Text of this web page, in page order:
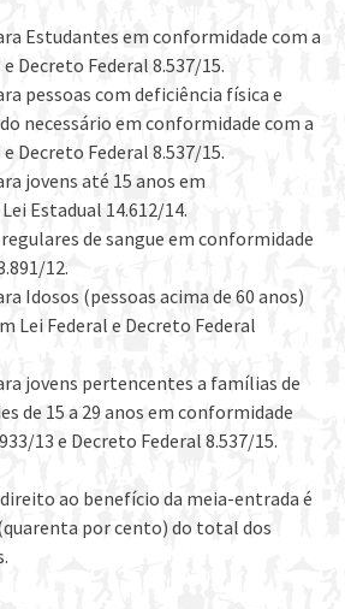
Estudantes em conformidade com a
Decreto Federal 8.537/15.
pessoas com deficiência física e
necessário em conformidade com a
Decreto Federal 8.537/15.
jovens até 15 anos em
Estadual 14.612/14.
de sangue em conformidade
12.
Idosos (pessoas acima de 60 anos)
Lei Federal e Decreto Federal
jovens pertencentes a famílias de
de 15 a 29 anos em conformidade
13 e Decreto Federal 8.537/15.
direito ao benefício da meia-entrada é
por cento) do total dos